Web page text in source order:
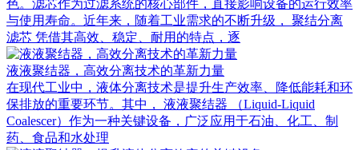
色。滤芯作为过滤系统的核心部件，直接影响设备的运行效率
与使用寿命。近年来，随着工业需求的不断升级， 聚结分离
滤芯 凭借其高效、稳定、耐用的特点，逐
液液聚结器，高效分离技术的革新力量
在现代工业中，液体分离技术是提升生产效率、降低能耗和环
保排放的重要环节。其中， 液液聚结器 （Liquid-Liquid
Coalescer）作为一种关键设备，广泛应用于石油、化工、制
药、食品和水处理